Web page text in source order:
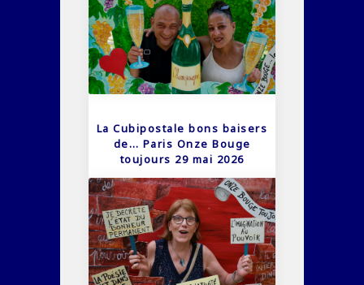
La Cubipostale bons baisers
de… Paris Onze Bouge
toujours 29 mai 2026